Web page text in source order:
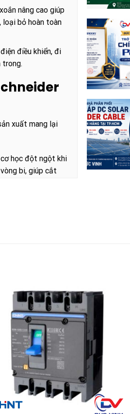
nâng cao giúp
bỏ hoàn toàn
điều khiển, đi
trong.
xuất mang lại
học đột ngột khi
bi, giúp cắt
ngăn ngừa tình
luôn hoạt động
điều khiển.
690V được
áp vận hành
động mượt mà,